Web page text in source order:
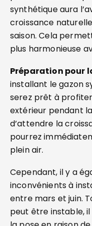
synthétique aura
croissance
saison. Cela
plus harmonieuse
Préparation pour
installant le gazon
serez prêt à
extérieur pendant
d’attendre la
pourrez
plein air.
Cependant, il y a
inconvénients à
entre mars et juin.
peut être instable,